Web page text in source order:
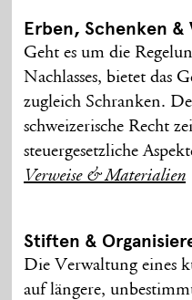
Erben, Schenken &
Geht es um die
Nachlasses, bietet das
zugleich Schranken.
schweizerische Recht
steuergesetzliche
Verweise & Materialien
Stiften &
Die Verwaltung eines
auf längere,